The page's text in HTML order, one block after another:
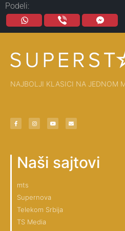
Podeli:
NAJBOLJI KLASICI NA JEDNOM
Naši sajtovi
mts
Supernova
Telekom Srbija
TS Media